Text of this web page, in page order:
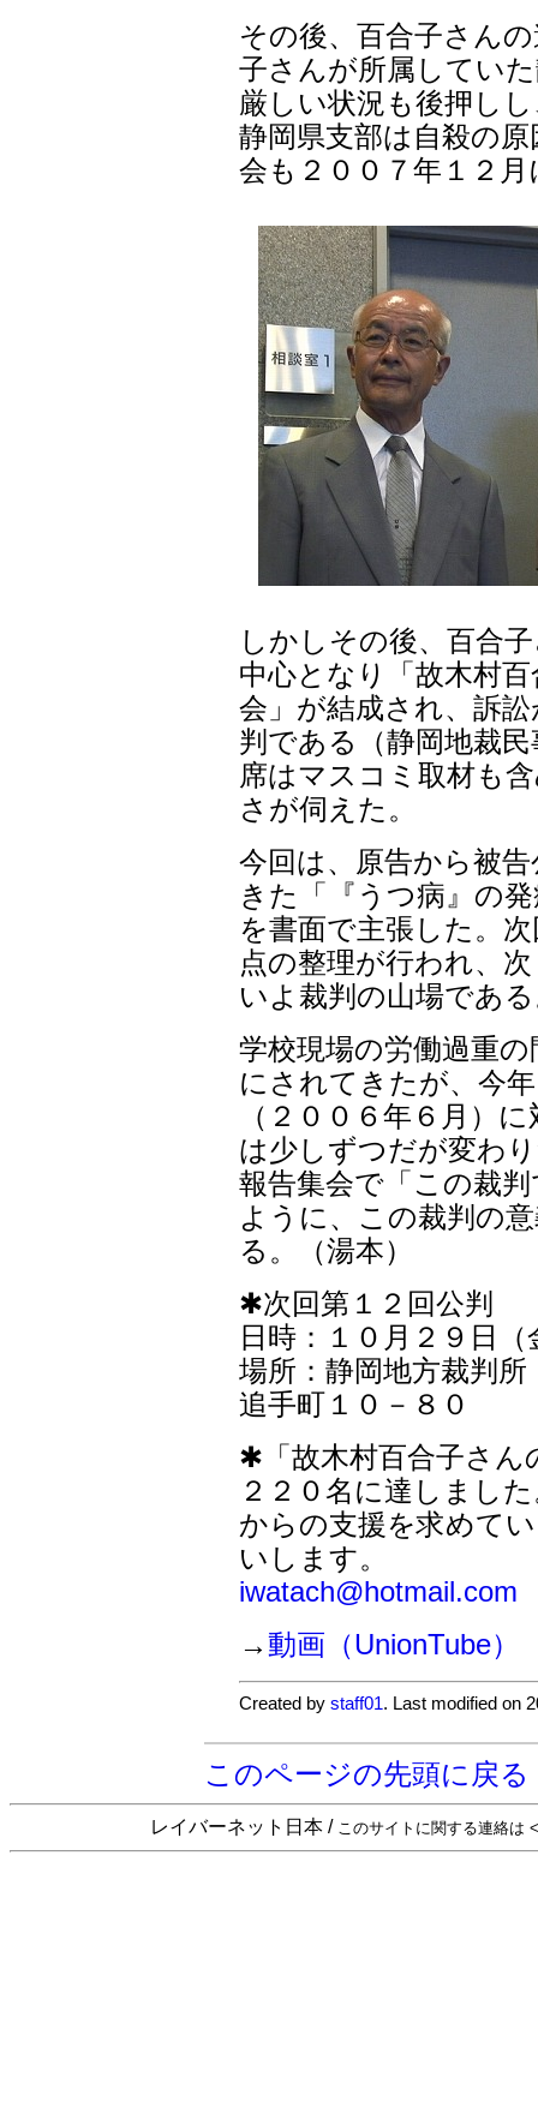
その後、百合子さん
子さんが所属してい
厳しい状況も後押し
静岡県支部は自殺の
会も２００７年１２
しかしその後、百合
中心となり「故木村
会」が結成され、訴
判である（静岡地裁
席はマスコミ取材も
さが伺えた。
今回は、原告から被
きた「『うつ病』の
を書面で主張した。
点の整理が行われ、
いよ裁判の山場であ
学校現場の労働過重
にされてきたが、今
（２００６年６月）
は少しずつだが変わ
報告集会で「この裁
ように、この裁判の
る。（湯本）
✱次回第１２回公判
日時：１０月２９日
場所：静岡地方裁判
追手町１０－８０
✱「故木村百合子さん
２２０名に達しまし
からの支援を求めて
いします。
iwatach@hotmail.com
→動画（UnionTube）
Created bystaff01. Last modified on
このページの先頭に戻る
レイバーネット日本 / このサイトに関する連絡は